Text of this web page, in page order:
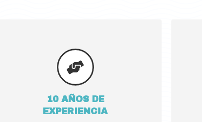
10 AÑOS DE
EXPERIENCIA